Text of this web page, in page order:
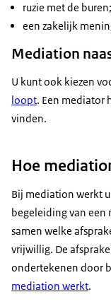
ruzie met de buren;
een zakelijk
Mediation
U kunt ook kiezen
loopt. Een mediator
vinden.
Hoe
Bij mediation werkt
begeleiding van een
samen welke
vrijwillig. De
ondertekenen door
mediation werkt.